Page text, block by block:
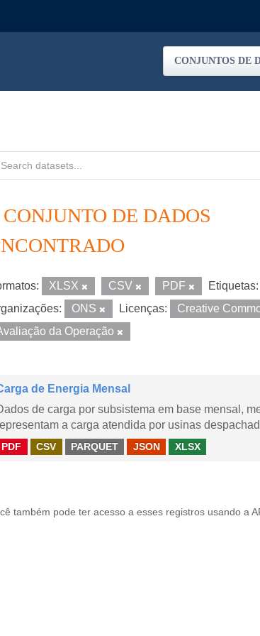
CONJUNTOS DE
CONJUNTO DE DADOS
XLSX CSV PDF Etiquetas:
ONS Licenças: Creative
da Operação
de Energia Mensal
de carga por subsistema em base mensal,
a carga atendida por usinas
PDF CSV PARQUET JSON XLSX
também pode ter acesso a esses registros usando a